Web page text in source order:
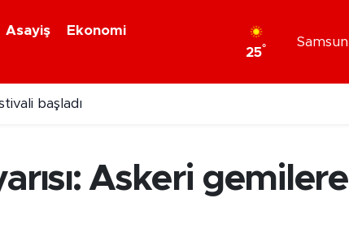
Asayiş
Ekonomi
25°
Samsun
başladı
Askeri gemilere